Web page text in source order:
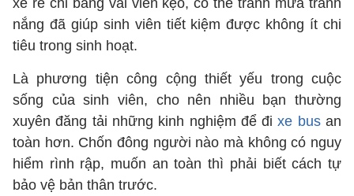
xe rẻ chỉ bằng vài viên kẹo, có thể tránh mưa tránh
nắng đã giúp sinh viên tiết kiệm được không ít chi
tiêu trong sinh hoạt.
Là phương tiện công cộng thiết yếu trong cuộc
sống của sinh viên, cho nên nhiều bạn thường
xuyên đăng tải những kinh nghiệm để đixe busan
toàn hơn. Chốn đông người nào mà không có nguy
hiểm rình rập, muốn an toàn thì phải biết cách tự
bảo vệ bản thân trước.